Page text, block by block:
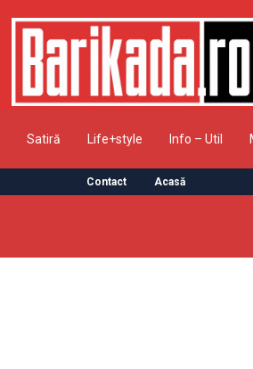
Satiră Life+style Info – Util
Contact Acasă